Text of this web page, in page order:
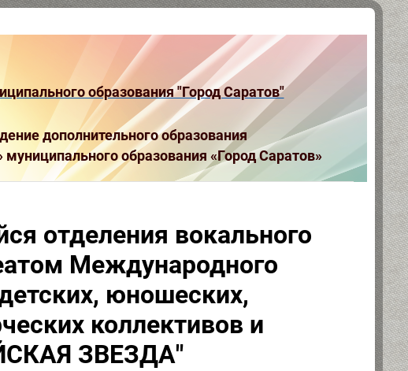
образования "Город Саратов"
дополнительного образования
муниципального образования «Город Саратов»
отделения вокального
Международного
юношеских,
коллективов и
ЗВЕЗДА"